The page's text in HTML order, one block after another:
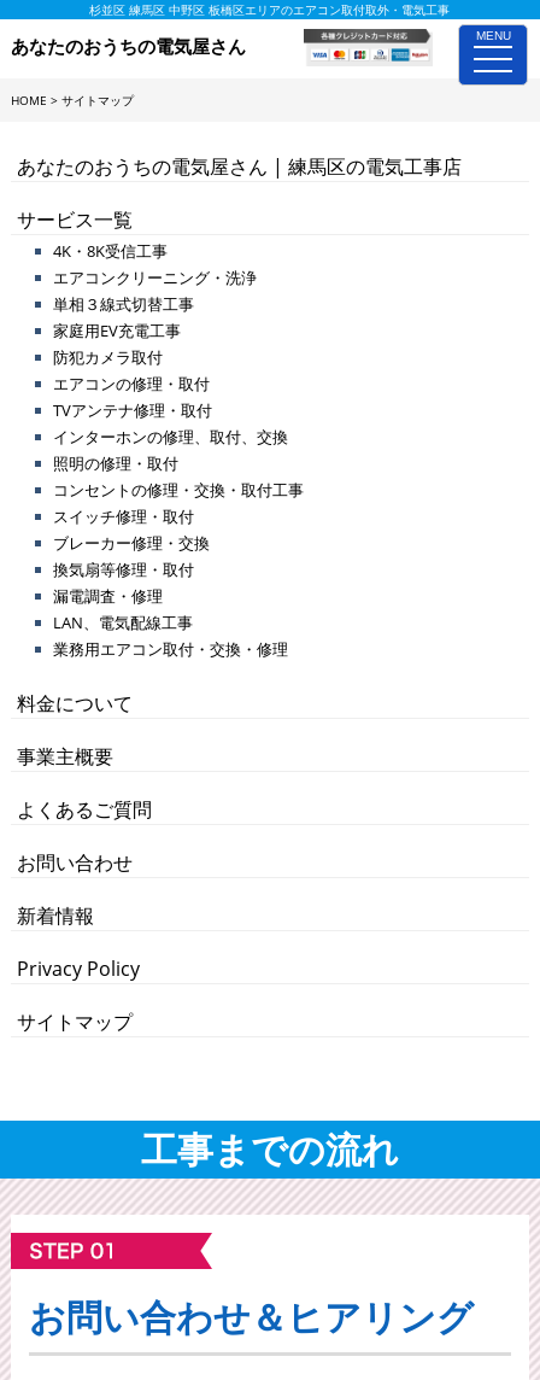
MENU
toggle
杉並区 練馬区 中野区 板橋区エリアのエアコン取付取外・電気工事
あなたのおうちの電気屋さん
HOME > サイトマップ
あなたのおうちの電気屋さん | 練馬区の電気工事店
サービス一覧
4K・8K受信工事
エアコンクリーニング・洗浄
単相３線式切替工事
家庭用EV充電工事
防犯カメラ取付
エアコンの修理・取付
TVアンテナ修理・取付
インターホンの修理、取付、交換
照明の修理・取付
コンセントの修理・交換・取付工事
スイッチ修理・取付
ブレーカー修理・交換
換気扇等修理・取付
漏電調査・修理
LAN、電気配線工事
業務用エアコン取付・交換・修理
料金について
事業主概要
よくあるご質問
お問い合わせ
新着情報
Privacy Policy
サイトマップ
工事までの流れ
お問い合わせ＆ヒアリング